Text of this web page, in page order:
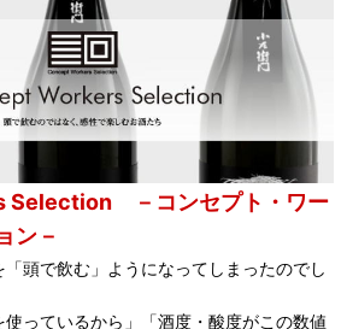
Selection －コンセプト・ワー
ン－
頭で飲む」ようになってしまったのでし
使っているから」「酒度・酸度がこの数値